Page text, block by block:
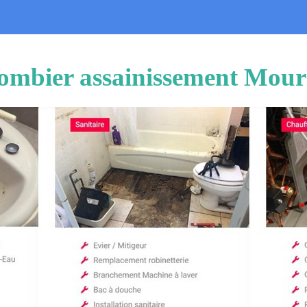
assainissement